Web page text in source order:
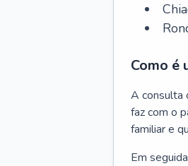
Como é
A consulta
faz com o
familiar e
Em